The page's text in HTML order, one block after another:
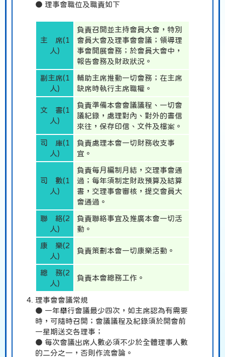
● 理事會職位及職責如下
主 席(1
人)
負責召開並主持會員大會，特別
會員大會及理事會會議；領導理
事會開展會務；於會員大會中，
報告會務及財政狀況。
副主席(1
人)
輔助主席推動一切會務；在主席
缺席時執行主席職權。
文 書(1
人)
負責準備本會會議議程、一切會
議紀錄，處理對內、對外的書信
來往，保存印信、文件及檔案。
司 庫(1
人)
負責處理本會一切財務收支事
宜。
司 數(1
人)
負責每月編制月結，交理事會通
過；每年須制定財政預算及結算
書，交理事會審核，提交會員大
會通過。
聯 絡(2
人)
負責聯絡事宜及推廣本會一切活
動。
康 樂(2
人)
負責策劃本會一切康樂活動。
總 務(2
人)
負責本會總務工作。
理事會會議常規
● 一年舉行會議最少四次，如主席認為有需要
時，可隨時召開；會議議程及紀錄須於開會前
一星期送交各理事；
● 每次會議出席人數必須不少於全體理事人數
的二分之一，否則作流會論。